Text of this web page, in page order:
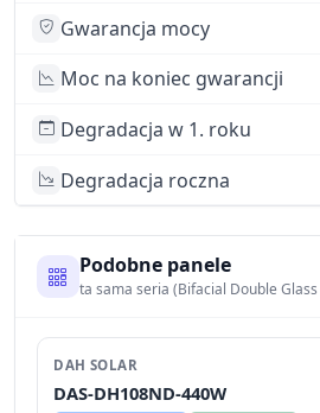
Gwarancja mocy
Moc na koniec gwarancji
Degradacja w 1. roku
Degradacja roczna
Podobne panele
ta sama seria (Bifacial Double
DAH SOLAR
DAS-DH108ND-440W